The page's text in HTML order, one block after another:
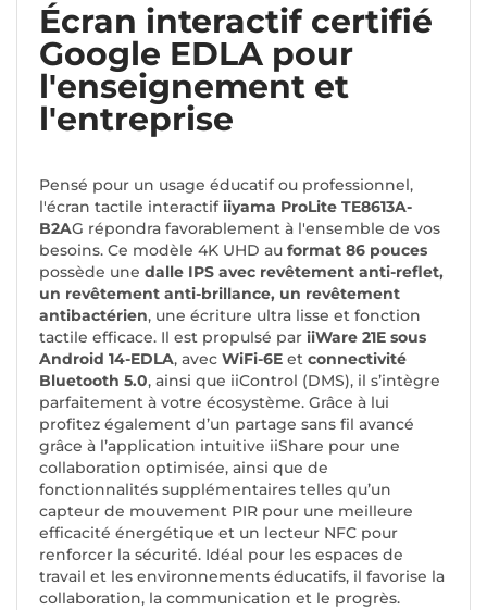
Écran interactif certifié
Google EDLA pour
l'enseignement et
l'entreprise
Pensé pour un usage éducatif ou professionnel,
l'écran tactile interactifiiyama ProLite TE8613A-
B2AG répondra favorablement à l'ensemble de vos
besoins. Ce modèle 4K UHD au format 86 pouces
possède une dalle IPS avec revêtement anti-reflet,
un revêtement anti-brillance, un revêtement
antibactérien, une écriture ultra lisse et fonction
tactile efficace. Il est propulsé par iiWare 21E sous
Android 14-EDLA, avec WiFi-6E et connectivité
Bluetooth 5.0, ainsi que iiControl (DMS), il s’intègre
parfaitement à votre écosystème. Grâce à lui
profitez également d’un partage sans fil avancé
grâce à l’application intuitive iiShare pour une
collaboration optimisée, ainsi que de
fonctionnalités supplémentaires telles qu’un
capteur de mouvement PIR pour une meilleure
efficacité énergétique et un lecteur NFC pour
renforcer la sécurité. Idéal pour les espaces de
travail et les environnements éducatifs, il favorise la
collaboration, la communication et le progrès.